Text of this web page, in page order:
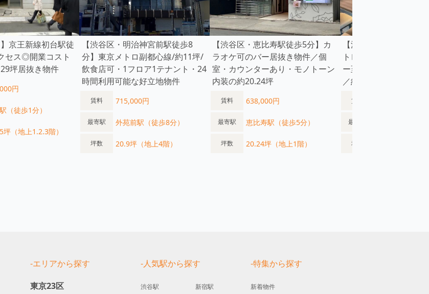
】京王新線初台駅徒
セス◎開業コスト
坪居抜き物件
円
（徒歩1分）
坪（地上1.2.3階）
【渋谷区・明治神宮前駅徒歩8
分】東京メトロ副都心線/約11坪/
飲食店可・1フロア1テナント・24
時間利用可能な好立地物件
賃料 715,000円
最寄駅 外苑前駅（徒歩8分）
坪数 20.9坪（地上4階）
【渋谷区・恵比寿駅徒歩5分】カ
ラオケ可のバー居抜き物件／個
室・カウンターあり・モノトーン
内装の約20.24坪
賃料 638,000円
最寄駅 恵比寿駅（徒歩5分）
坪数 20.24坪（地上1階）
【渋谷区・恵比寿駅徒
トレ恵比寿向かい・駅
ー至近の内装美麗バー
／約15.36坪
賃料
最寄駅
坪数
-エリアから探す
東京23区
-人気駅から探す
渋谷駅
新宿駅
-特集から探す
新着物件